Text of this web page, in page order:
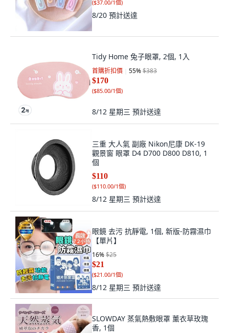
($37.00/1個)
8/20 預計送達
Tidy Home 兔子眼罩, 2個, 1入
首購折扣價 55%$383
$170
($85.00/1個)
8/12 星期三 預計送達
三重 大人氣 副廠 Nikon尼康 DK-19
觀景窗 眼罩 D4 D700 D800 D810, 1
個
$110
($110.00/1個)
8/12 星期三 預計送達
眼鏡 去污 抗靜電, 1個, 新版-防霧濕巾
【單片】
16%$25
$21
($21.00/1個)
8/12 星期三 預計送達
SLOWDAY 蒸氣熱敷眼罩 薰衣草玫瑰
香, 1個